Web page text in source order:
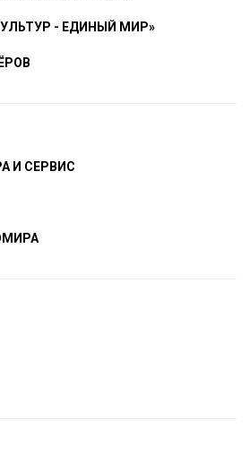
- ЕДИНЫЙ МИР»
И СЕРВИС